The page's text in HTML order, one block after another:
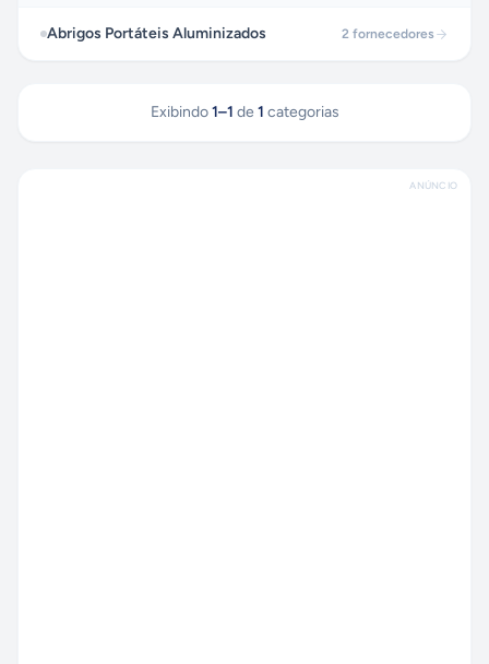
Abrigos Portáteis Aluminizados 2 fornecedores
Exibindo 1–1 de 1 categorias
ANÚNCIO